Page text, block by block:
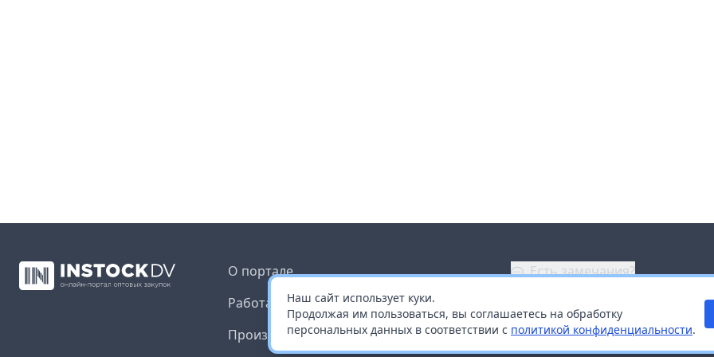
Наш сайт использует куки.
Продолжая им пользоваться, вы соглашаетесь на обработку
персональных данных в соответствии с политикой конфиденциальности.
О портале
Работа с платформой
Производителям и дистрибьюторам
Есть замечания?
Заказать звонок